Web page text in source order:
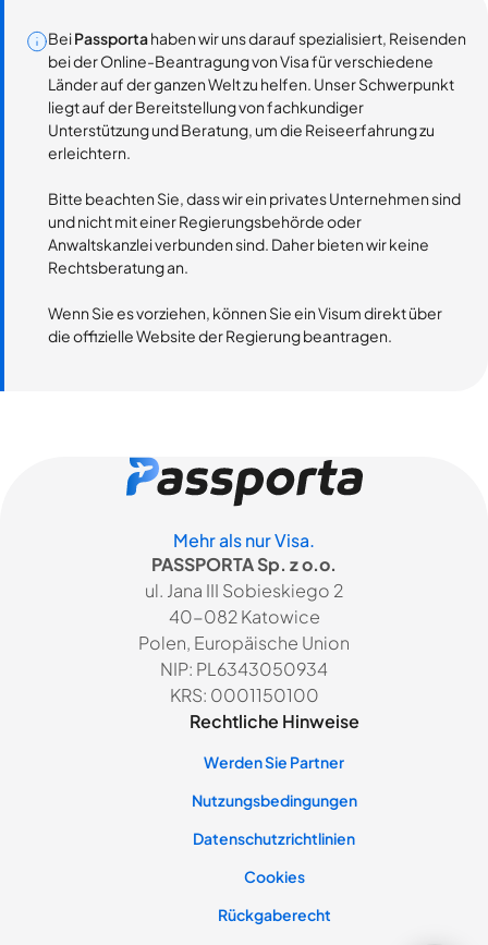
BeiPassportahaben wir uns darauf spezialisiert, Reisenden
bei der Online-Beantragung von Visa für verschiedene
Länder auf der ganzen Welt zu helfen. Unser Schwerpunkt
liegt auf der Bereitstellung von fachkundiger
Unterstützung und Beratung, um die Reiseerfahrung zu
erleichtern.
Bitte beachten Sie, dass wir ein privates Unternehmen sind
und nicht mit einer Regierungsbehörde oder
Anwaltskanzlei verbunden sind. Daher bieten wir keine
Rechtsberatung an.
Wenn Sie es vorziehen, können Sie ein Visum direkt über
die offizielle Website der Regierung beantragen.
Mehr als nur Visa.
PASSPORTA Sp. z o.o.
ul. Jana III Sobieskiego 2
40-082 Katowice
Polen, Europäische Union
NIP: PL6343050934
KRS: 0001150100
Rechtliche Hinweise
Werden Sie Partner
Nutzungsbedingungen
Datenschutzrichtlinien
Cookies
Rückgaberecht